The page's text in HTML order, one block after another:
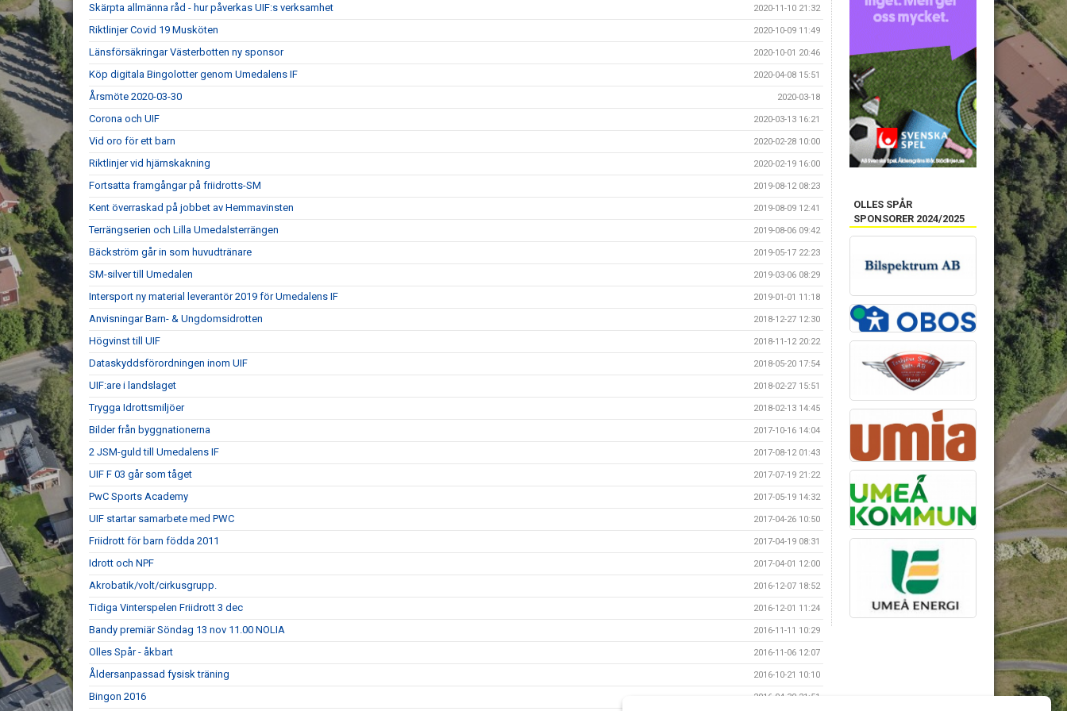
Skärpta allmänna råd - hur påverkas UIF:s verksamhet 2020-11-10 21:32
Riktlinjer Covid 19 Musköten 2020-10-09 11:49
Länsförsäkringar Västerbotten ny sponsor 2020-10-01 20:46
Köp digitala Bingolotter genom Umedalens IF 2020-04-08 15:51
Årsmöte 2020-03-30 2020-03-18
Corona och UIF 2020-03-13 16:21
Vid oro för ett barn 2020-02-28 10:00
Riktlinjer vid hjärnskakning 2020-02-19 16:00
Fortsatta framgångar på friidrotts-SM 2019-08-12 08:23
Kent överraskad på jobbet av Hemmavinsten 2019-08-09 12:41
Terrängserien och Lilla Umedalsterrängen 2019-08-06 09:42
Bäckström går in som huvudtränare 2019-05-17 22:23
SM-silver till Umedalen 2019-03-06 08:29
Intersport ny material leverantör 2019 för Umedalens IF 2019-01-01 11:18
Anvisningar Barn- & Ungdomsidrotten 2018-12-27 12:30
Högvinst till UIF 2018-11-12 20:22
Dataskyddsförordningen inom UIF 2018-05-20 17:54
UIF:are i landslaget 2018-02-27 15:51
Trygga Idrottsmiljöer 2018-02-13 14:45
Bilder från byggnationerna 2017-10-16 14:04
2 JSM-guld till Umedalens IF 2017-08-12 01:43
UIF F 03 går som tåget 2017-07-19 21:22
PwC Sports Academy 2017-05-19 14:32
UIF startar samarbete med PWC 2017-04-26 10:50
Friidrott för barn födda 2011 2017-04-19 08:31
Idrott och NPF 2017-04-01 12:00
Akrobatik/volt/cirkusgrupp. 2016-12-07 18:52
Tidiga Vinterspelen Friidrott 3 dec 2016-12-01 11:24
Bandy premiär Söndag 13 nov 11.00 NOLIA 2016-11-11 10:29
Olles Spår - åkbart 2016-11-06 12:07
Åldersanpassad fysisk träning 2016-10-21 10:10
Bingon 2016 2016-04-30 21:51
OLLES SPÅR
SPONSORER 2024/2025